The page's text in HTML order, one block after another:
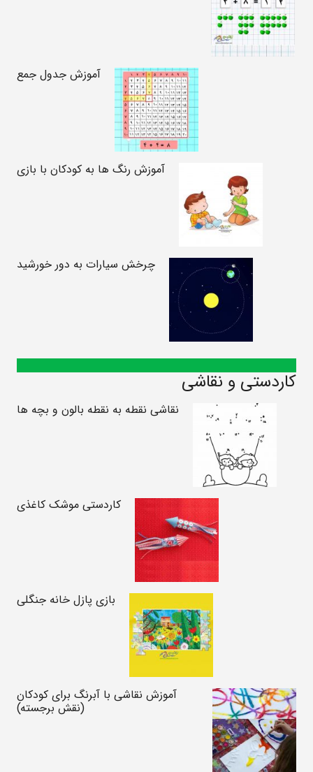
آموزش جدول جمع
آموزش رنگ ها به کودکان با بازی
چرخش سیارات به دور خورشید
کاردستی و نقاشی
نقاشی نقطه به نقطه بالون و بچه ها
کاردستی موشک کاغذی
بازی پازل خانه جنگلی
آموزش نقاشی با آبرنگ برای کودکان
(نقش برجسته)